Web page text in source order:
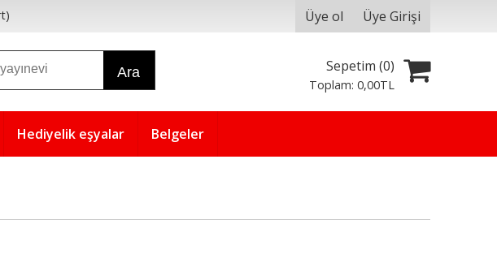
Üye ol Üye Girişi
Ara Sepetim (0)
Toplam:0,00TL
Hediyelik eşyalar Belgeler